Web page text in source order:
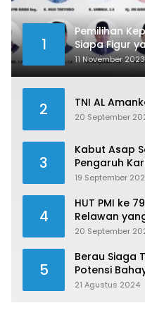
1
Pemilihan
Siapa Figur
Publik?
11 November 2023
2 TNI AL
20 September
3
Kabut Asap
Pengaruh
19 September
4
HUT PMI ke
Relawan
20 September
5
Berau Siaga
Potensi
Sulawesi
21 Agustus 2024